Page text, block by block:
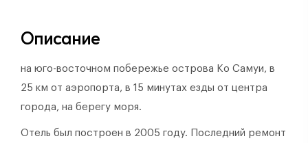
Описание
на юго-восточном побережье острова Ко Самуи, в
25 км от аэропорта, в 15 минутах езды от центра
города, на берегу моря.
Отель был построен в 2005 году.
Последний ремонт